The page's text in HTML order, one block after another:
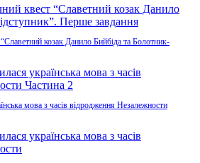
козак Данило Бийбіда та Болотник-
мова з часів відродження Незалежности